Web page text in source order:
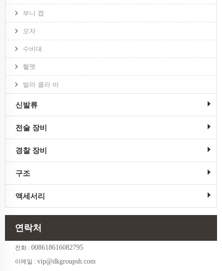
부니 캡
모자
수비대
헬멧
발라 클라 바
신발류
전술 장비
경찰 장비
구조
액세서리
연락처
전화 : 008618616082795
이메일 : vip@dkgroupsh.com